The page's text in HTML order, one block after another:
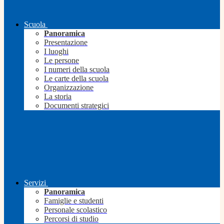
Scuola
Panoramica
Presentazione
I luoghi
Le persone
I numeri della scuola
Le carte della scuola
Organizzazione
La storia
Documenti strategici
Servizi
Panoramica
Famiglie e studenti
Personale scolastico
Percorsi di studio